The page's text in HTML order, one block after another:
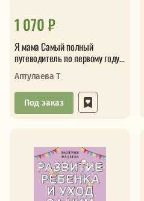
1 070 ₽
Я мама Самый полный
путеводитель по первому году
Аптулаева Т
Под заказ